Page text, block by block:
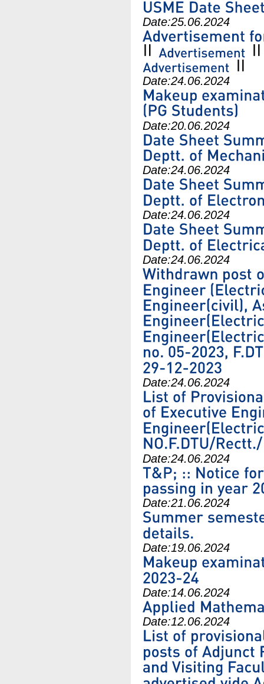
Date:25.06.2024
Date:24.06.2024
Date:20.06.2024
Date:24.06.2024
Date:24.06.2024
Date:24.06.2024
Date:24.06.2024
Date:24.06.2024
Date:21.06.2024
Date:19.06.2024
Date:14.06.2024
Date:12.06.2024